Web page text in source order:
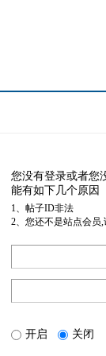
您没有登录或者您
能有如下几个原因
1、帖子ID非法
2、您还不是站点会员
开启 关闭